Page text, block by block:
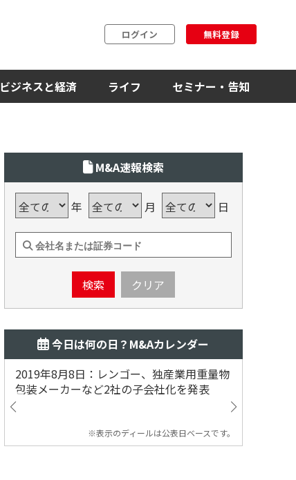
ログイン 無料登録
ビジネスと経済 ライフ セミナー・告知
M&A速報検索
年 月 日
検索 クリア
今日は何の日？M&Aカレンダー
2019年8月8日：レンゴー、独産業用重量物
包装メーカーなど2社の子会社化を発表
※表示のディールは公表日ベースです。